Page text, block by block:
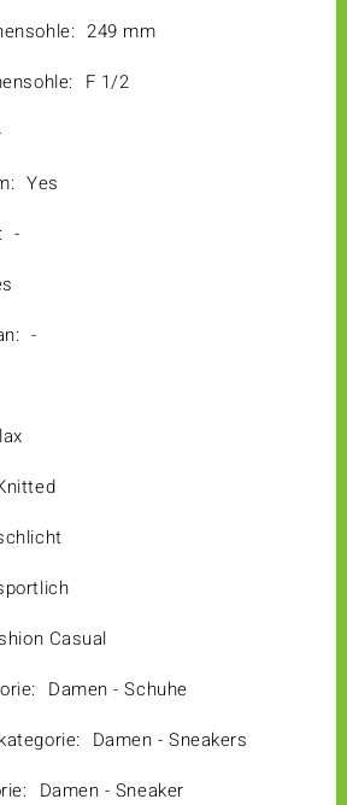
249 mm
F 1/2
Yes
-
-
Casual
Damen - Schuhe
Damen - Sneakers
Damen - Sneaker